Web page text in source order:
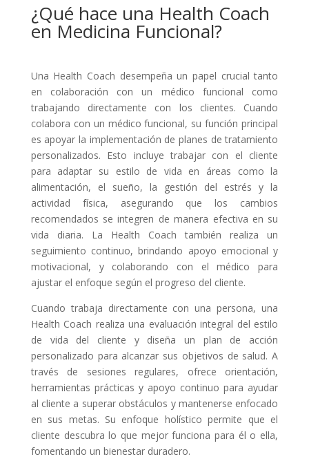
¿Qué hace una Health Coach
en Medicina Funcional?
Una Health Coach desempeña un papel crucial tanto
en colaboración con un médico funcional como
trabajando directamente con los clientes. Cuando
colabora con un médico funcional, su función principal
es apoyar la implementación de planes de tratamiento
personalizados. Esto incluye trabajar con el cliente
para adaptar su estilo de vida en áreas como la
alimentación, el sueño, la gestión del estrés y la
actividad física, asegurando que los cambios
recomendados se integren de manera efectiva en su
vida diaria. La Health Coach también realiza un
seguimiento continuo, brindando apoyo emocional y
motivacional, y colaborando con el médico para
ajustar el enfoque según el progreso del cliente.
Cuando trabaja directamente con una persona, una
Health Coach realiza una evaluación integral del estilo
de vida del cliente y diseña un plan de acción
personalizado para alcanzar sus objetivos de salud. A
través de sesiones regulares, ofrece orientación,
herramientas prácticas y apoyo continuo para ayudar
al cliente a superar obstáculos y mantenerse enfocado
en sus metas. Su enfoque holístico permite que el
cliente descubra lo que mejor funciona para él o ella,
fomentando un bienestar duradero.